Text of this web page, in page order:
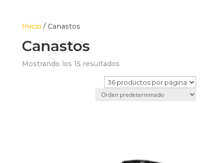
Inicio / Canastos
Canastos
Mostrando los 15 resultados